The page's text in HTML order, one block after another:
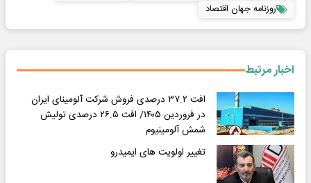
روزنامه جهان اقتصاد
اخبار مرتبط
افت ۳۷.۲ درصدی فروش شرکت آلومینای ایران
در فروردین ۱۴۰۵/ افت ۲۶.۵ درصدی تولیش
شمش آلومینیوم
تغییر اولویت های ایمیدرو